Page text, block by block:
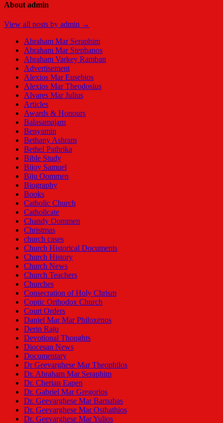
About admin
View all posts by admin →
Abraham Mar Seraphim
Abraham Mar Stephanos
Abraham Varkey Ramban
Advertisement
Alexios Mar Eusebios
Alexios Mar Theodosius
Alvares Mar Julius
Articles
Awards & Honours
Balasamajam
Benyamin
Bethany Ashram
Bethel Pathrika
Bible Study
Bijoy Samuel
Biju Oommen
Biography
Books
Catholic Church
Catholicate
Chandy Oommen
Christmas
church cases
Church Historical Documents
Church History
Church News
Church Teachers
Churches
Consecration of Holy Chrism
Coptic Orthodox Church
Court Orders
Daniel Mar Mar Philoxenos
Derin Raju
Devotional Thoughts
Diocesan News
Documentary
Dr Geevarghese Mar Theophilos
Dr. Abraham Mar Seraphim
Dr. Cherian Eapen
Dr. Gabriel Mar Gregorios
Dr. Geevarghese Mar Barnabas
Dr. Geevarghese Mar Osthathios
Dr. Geevarghese Mar Yulios